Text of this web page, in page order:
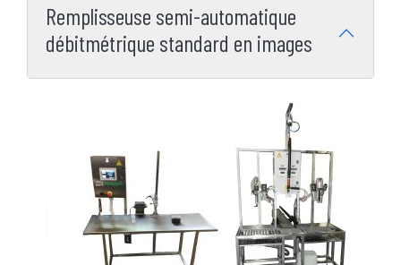
Remplisseuse semi-automatique
débitmétrique standard en images